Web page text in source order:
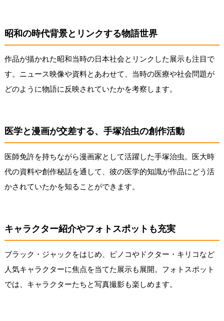
昭和の時代背景とリンクする物語世界
作品が描かれた昭和当時の日本社会とリンクした展示も注目で
す。ニュース映像や資料とあわせて、当時の医療や社会問題が
どのように物語に反映されていたかを考察します。
医学と漫画が交差する、手塚治虫の創作活動
医師免許を持ちながら漫画家として活躍した手塚治虫。医大時
代の資料や創作秘話を通して、彼の医学的知識が作品にどう活
かされていたかを知ることができます。
キャラクター紹介やフォトスポットも充実
ブラック・ジャックをはじめ、ピノコやドクター・キリコなど
人気キャラクターに焦点を当てた展示も展開。フォトスポット
では、キャラクターたちと写真撮影も楽しめます。